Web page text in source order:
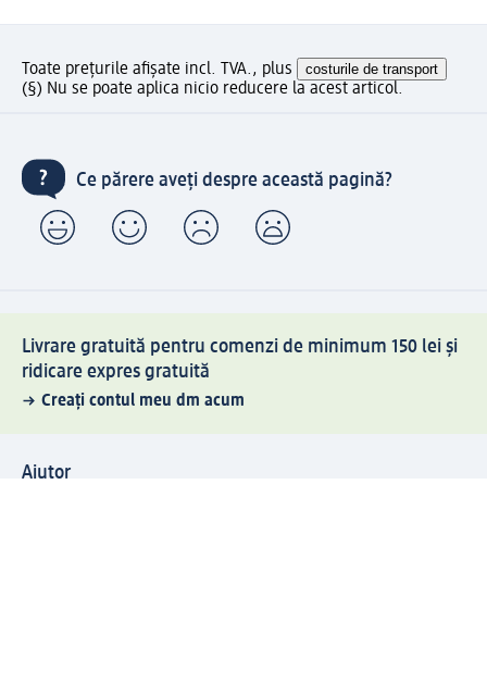
Toate prețurile afișate incl. TVA., plus costurile de transport
(§) Nu se poate aplica nicio reducere la acest articol.
Ce părere aveți despre această pagină?
Livrare gratuită pentru comenzi de minimum 150 lei și
ridicare expres gratuită
Creați contul meu dm acum
Ajutor